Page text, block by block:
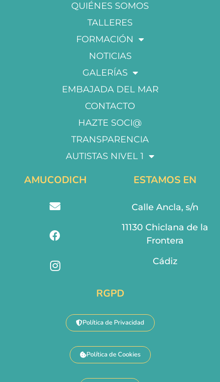
QUIÉNES SOMOS
TALLERES
FORMACIÓN
NOTICIAS
GALERÍAS
EMBAJADA DEL MAR
CONTACTO
HAZTE SOCI@
TRANSPARENCIA
AUTISTAS NIVEL 1
AMUCODICH ESTAMOS EN
Calle Ancla, s/n
11130 Chiclana de la
Frontera
Cádiz
RGPD
Política de Privacidad
Política de Cookies